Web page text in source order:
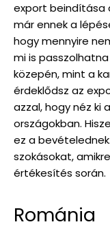
export beindítása
már ennek a
hogy mennyire
mi is
közepén, mint a
érdeklődsz az
azzal, hogy néz ki
országokban.
ez a
szokásokat,
értékesítés során.
Románia